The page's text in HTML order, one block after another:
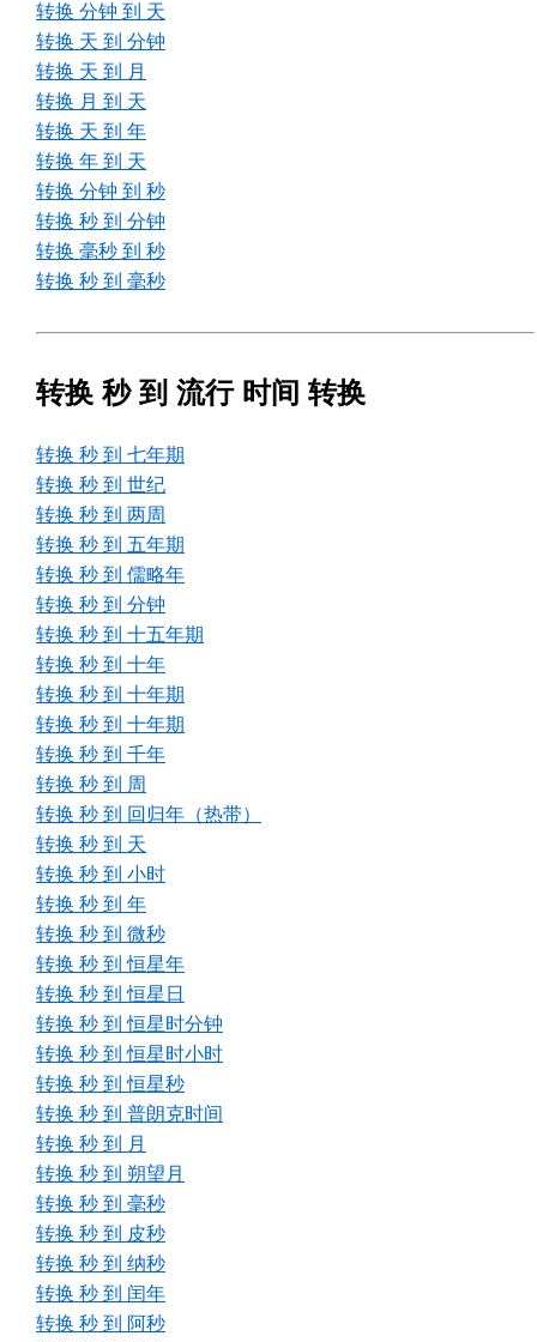
转换 分钟 到 天
转换 天 到 分钟
转换 天 到 月
转换 月 到 天
转换 天 到 年
转换 年 到 天
转换 分钟 到 秒
转换 秒 到 分钟
转换 毫秒 到 秒
转换 秒 到 毫秒
转换 秒 到 流行 时间 转换
转换 秒 到 七年期
转换 秒 到 世纪
转换 秒 到 两周
转换 秒 到 五年期
转换 秒 到 儒略年
转换 秒 到 分钟
转换 秒 到 十五年期
转换 秒 到 十年
转换 秒 到 十年期
转换 秒 到 十年期
转换 秒 到 千年
转换 秒 到 周
转换 秒 到 回归年（热带）
转换 秒 到 天
转换 秒 到 小时
转换 秒 到 年
转换 秒 到 微秒
转换 秒 到 恒星年
转换 秒 到 恒星日
转换 秒 到 恒星时分钟
转换 秒 到 恒星时小时
转换 秒 到 恒星秒
转换 秒 到 普朗克时间
转换 秒 到 月
转换 秒 到 朔望月
转换 秒 到 毫秒
转换 秒 到 皮秒
转换 秒 到 纳秒
转换 秒 到 闰年
转换 秒 到 阿秒